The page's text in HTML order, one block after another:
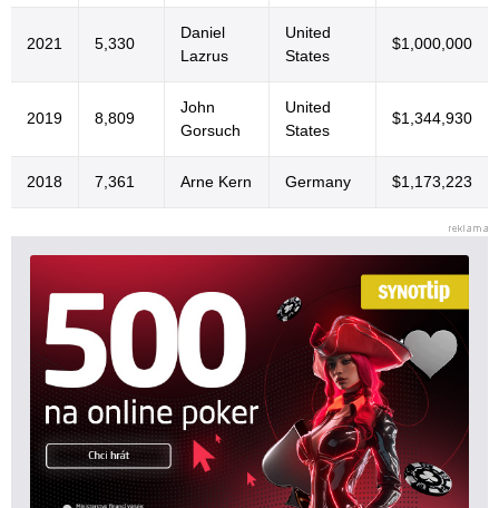
2021 5,330
Daniel
Lazrus
United
States
$1,000,000
2019 8,809
John
Gorsuch
United
States
$1,344,930
2018 7,361 Arne Kern Germany $1,173,223